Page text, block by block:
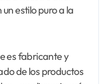
estilo puro a la
es fabricante y
de los productos